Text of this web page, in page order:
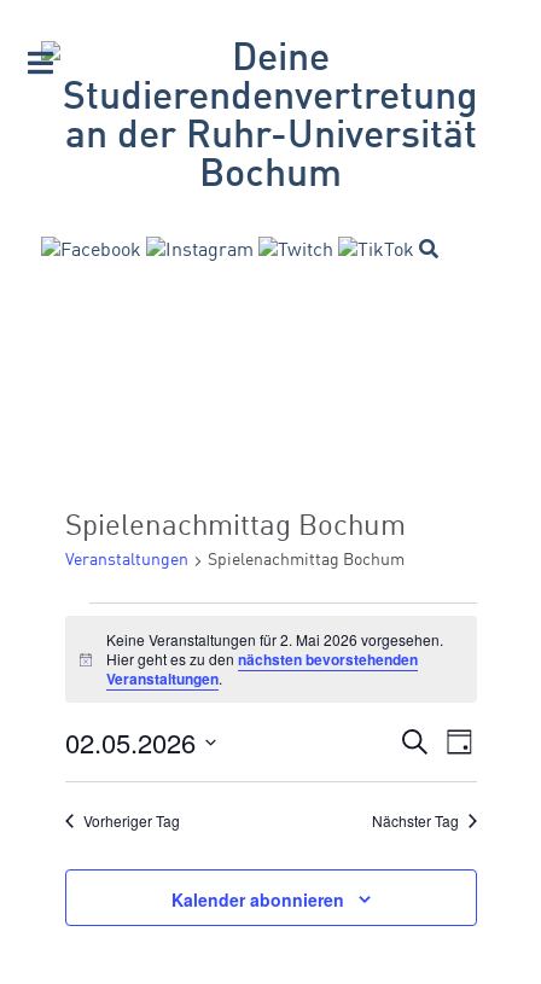
Spielenachmittag Bochum
Veranstaltungen Spielenachmittag Bochum
FÜR
MAI
2026
Hinweis
Keine Veranstaltungen für 2. Mai 2026 vorgesehen.
Hier geht es zu den nächsten bevorstehenden
Veranstaltungen.
SUCHE
UND
Suche
Tag
02.05.2026
Vorheriger Tag Nächster Tag
Kalender abonnieren